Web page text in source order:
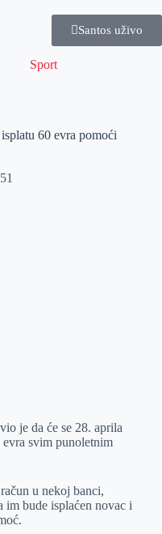
Santos uživo
Sport
60 evra pomoći
je da će se 28. aprila
svim punoletnim
u nekoj banci,
im bude isplaćen novac i